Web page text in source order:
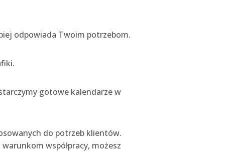
odpowiada Twoim potrzebom.
gotowe kalendarze w
do potrzeb klientów.
współpracy, możesz